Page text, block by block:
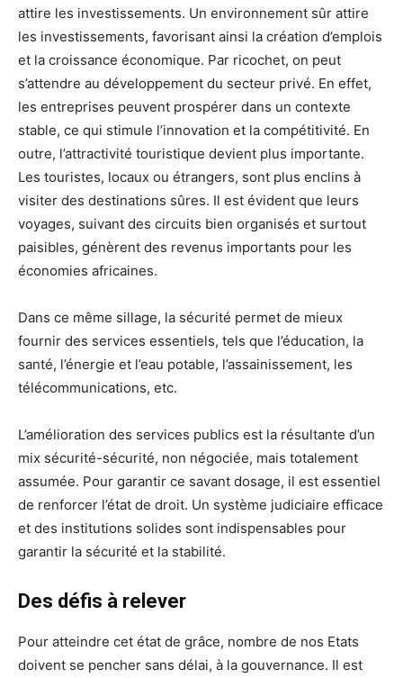
attire les investissements. Un environnement sûr attire
les investissements, favorisant ainsi la création d’emplois
et la croissance économique. Par ricochet, on peut
s’attendre au développement du secteur privé. En effet,
les entreprises peuvent prospérer dans un contexte
stable, ce qui stimule l’innovation et la compétitivité. En
outre, l’attractivité touristique devient plus importante.
Les touristes, locaux ou étrangers, sont plus enclins à
visiter des destinations sûres. Il est évident que leurs
voyages, suivant des circuits bien organisés et surtout
paisibles, génèrent des revenus importants pour les
économies africaines.
Dans ce même sillage, la sécurité permet de mieux
fournir des services essentiels, tels que l’éducation, la
santé, l’énergie et l’eau potable, l’assainissement, les
télécommunications, etc.
L’amélioration des services publics est la résultante d’un
mix sécurité-sécurité, non négociée, mais totalement
assumée. Pour garantir ce savant dosage, il est essentiel
de renforcer l’état de droit. Un système judiciaire efficace
et des institutions solides sont indispensables pour
garantir la sécurité et la stabilité.
Des défis à relever
Pour atteindre cet état de grâce, nombre de nos Etats
doivent se pencher sans délai, à la gouvernance. Il est